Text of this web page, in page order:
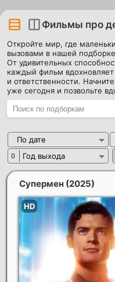
Фильмы про
Откройте мир, где
вызовами в нашей
От удивительных
каждый фильм
и ответственности.
уже сегодня и позвольте
По дате
0 Год выхода
Супермен (2025)